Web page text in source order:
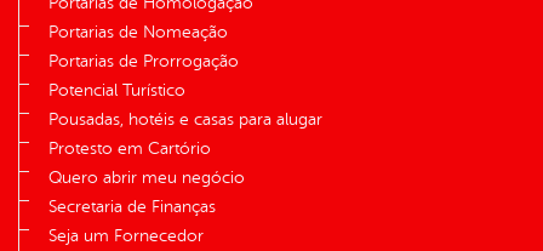
Portarias de Nomeação
Portarias de Prorrogação
Potencial Turístico
Pousadas, hotéis e casas para alugar
Protesto em Cartório
Quero abrir meu negócio
Secretaria de Finanças
Seja um Fornecedor